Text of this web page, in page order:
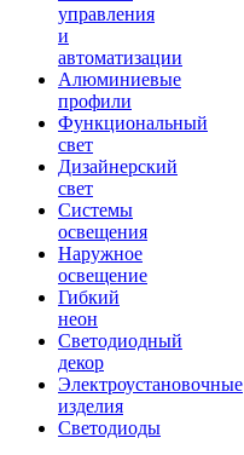
управления
и
автоматизации
Алюминиевые
профили
Функциональный
свет
Дизайнерский
свет
Системы
освещения
Наружное
освещение
Гибкий
неон
Светодиодный
декор
Электроустановочные
изделия
Светодиоды